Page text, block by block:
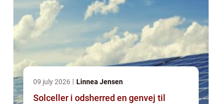
09 july 2026 Linnea Jensen
Solceller i odsherred en genvej til